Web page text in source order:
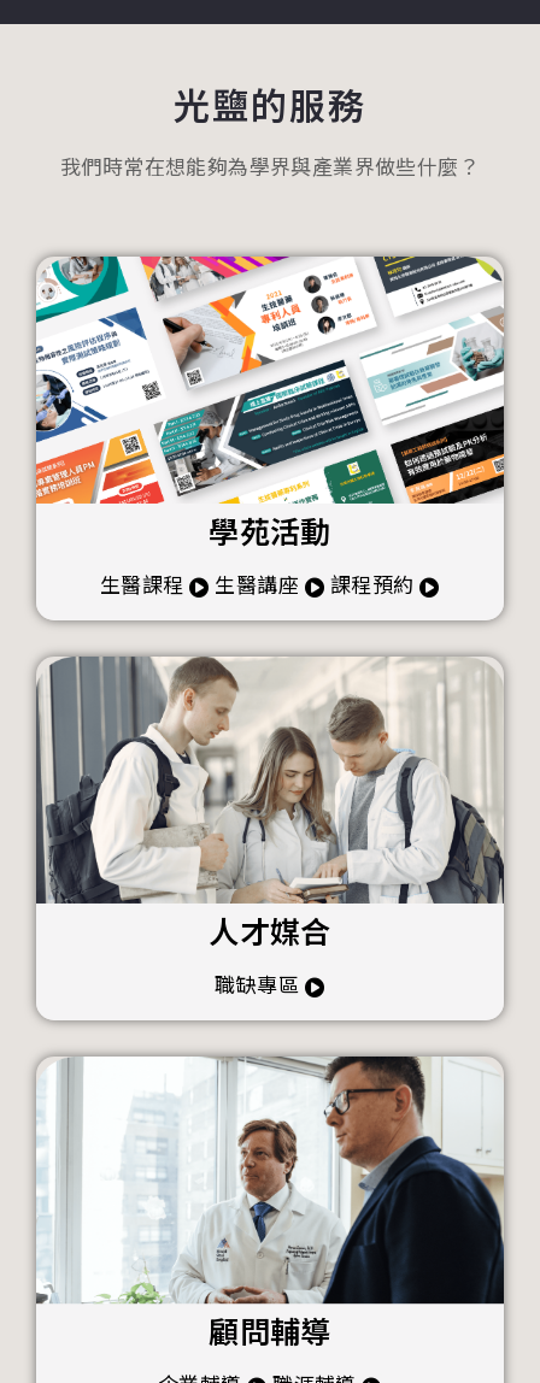
光鹽的服務
我們時常在想能夠為學界與產業界做些什麼？
學苑活動
生醫課程 生醫講座 課程預約
人才媒合
職缺專區
顧問輔導